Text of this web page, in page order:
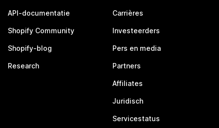
API-documentatie
Shopify Community
Shopify-blog
Research
Carrières
Investeerders
Pers en media
Partners
Affiliates
Juridisch
Servicestatus